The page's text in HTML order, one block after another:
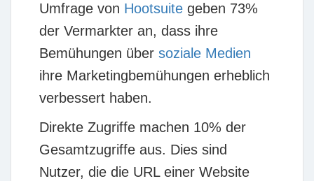
Umfrage von Hootsuite geben 73%
der Vermarkter an, dass ihre
Bemühungen über soziale Medien
ihre Marketingbemühungen erheblich
verbessert haben.
Direkte Zugriffe machen 10% der
Gesamtzugriffe aus. Dies sind
Nutzer, die die URL einer Website